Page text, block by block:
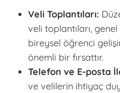
Veli Toplantıları:
veli toplantıları,
bireysel öğrenci
önemli bir fırsattır.
Telefon ve E-posta
ve velilerin ihtiyaç